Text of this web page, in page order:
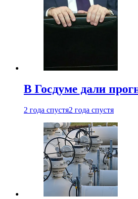
В Госдуме дали
2 года спустя2 года спустя